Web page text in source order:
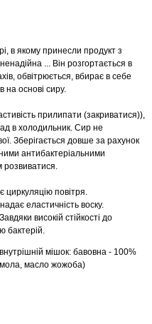
в якому принесли продукт з
... Він розгортається в
обвітрюється, вбирає в себе
на основі сиру.
прилипати (закриватися)),
в холодильник. Сир не
Зберігається довше за рахунок
антибактеріальними
повітря.
еластичність воску.
високій стійкості до
бактерій.
мішок: бавовна - 100%
масло жожоба)